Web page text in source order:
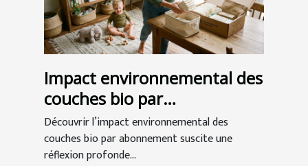
Impact environnemental des
couches bio par
abonnement
Découvrir l’impact environnemental des
couches bio par abonnement suscite une
réflexion profonde...